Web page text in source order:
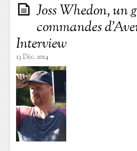
Joss Whedon, un
commandes
Interview
13 Déc. 2014